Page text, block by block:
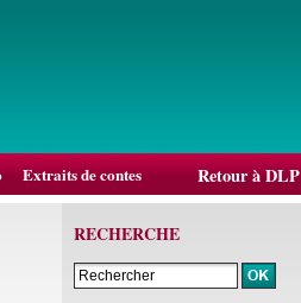
Extraits de contes Retour à DLP
RECHERCHE